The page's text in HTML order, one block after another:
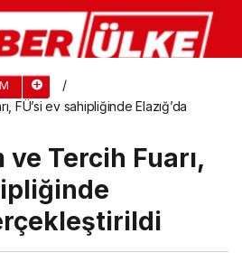
FÜ’si ev sahipliğinde Elazığ’da
ve Tercih Fuarı,
Çalışmaları devam ediyor